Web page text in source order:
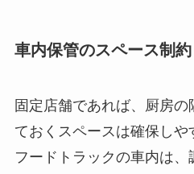
車内保管のスペース制約
固定店舗であれば、厨房
ておくスペースは確保しや
フードトラックの車内は